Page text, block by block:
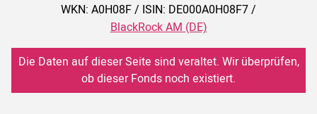
WKN: A0H08F / ISIN: DE000A0H08F7 /
BlackRock AM (DE)
Die Daten auf dieser Seite sind veraltet. Wir überprüfen,
ob dieser Fonds noch existiert.